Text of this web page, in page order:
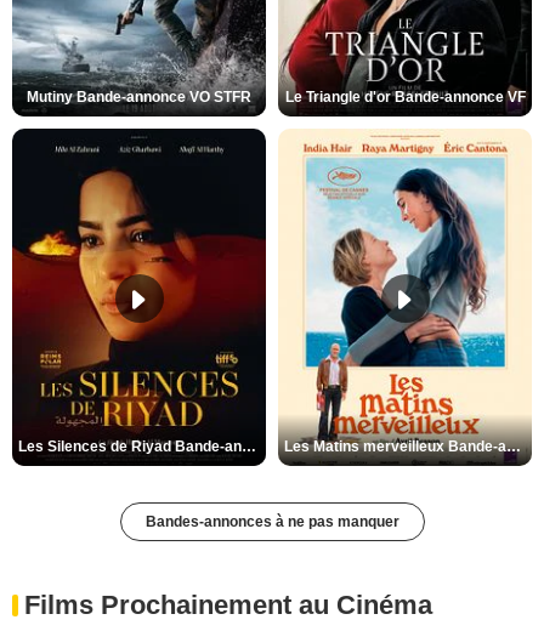
Mutiny Bande-annonce VO STFR Le Triangle d'or Bande-annonce VF
Les Silences de Riyad Bande-annonce VO STFR Les Matins merveilleux Bande-annonce VF
Bandes-annonces à ne pas manquer
Films Prochainement au Cinéma